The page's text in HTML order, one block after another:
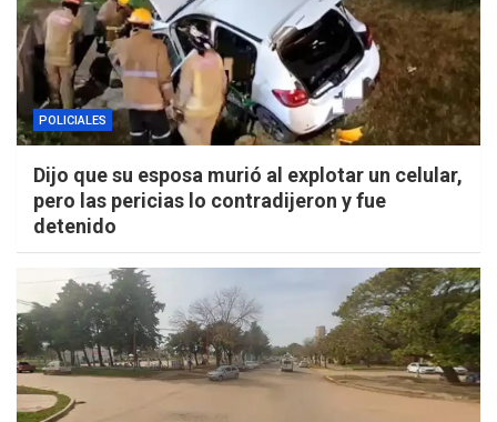
POLICIALES
Dijo que su esposa murió al explotar un celular,
pero las pericias lo contradijeron y fue
detenido